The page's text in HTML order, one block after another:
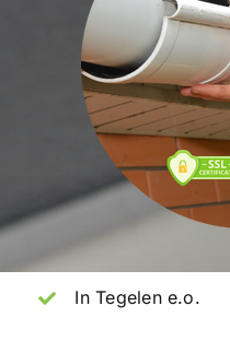
In Tegelen e.o.